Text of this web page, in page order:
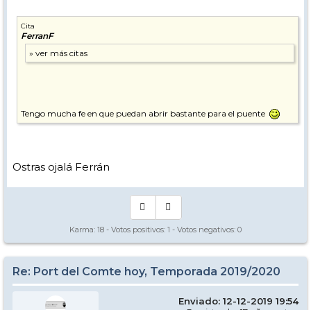
Cita
FerranF
Tengo mucha fe en que puedan abrir bastante para el puente
Ostras ojalá Ferrán
Karma: 18 - Votos positivos: 1 - Votos negativos: 0
Re: Port del Comte hoy, Temporada 2019/2020
Enviado: 12-12-2019 19:54